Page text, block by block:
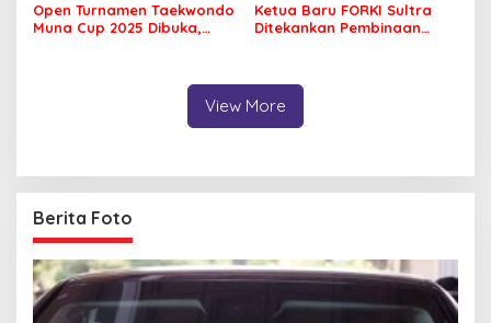
Open Turnamen Taekwondo
Muna Cup 2025 Dibuka,
Ketua Baru FORKI Sultra
Ditekankan Pembinaan
View More
Berita Foto